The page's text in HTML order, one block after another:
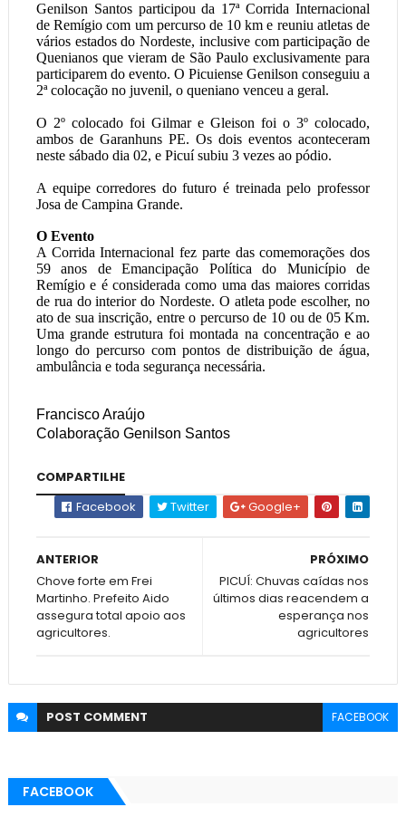
Genilson Santos participou da 17ª Corrida Internacional
de Remígio com um percurso de 10 km e reuniu atletas de
vários estados do Nordeste, inclusive com participação de
Quenianos que vieram de São Paulo exclusivamente para
participarem do evento. O Picuiense Genilson conseguiu a
2ª colocação no juvenil, o queniano venceu a geral.
O 2º colocado foi Gilmar e Gleison foi o 3º colocado,
ambos de Garanhuns PE. Os dois eventos aconteceram
neste sábado dia 02, e Picuí subiu 3 vezes ao pódio.
A equipe corredores do futuro é treinada pelo professor
Josa de Campina Grande.
O Evento
A Corrida Internacional fez parte das comemorações dos
59 anos de Emancipação Política do Município de
Remígio e é considerada como uma das maiores corridas
de rua do interior do Nordeste. O atleta pode escolher, no
ato de sua inscrição, entre o percurso de 10 ou de 05 Km.
Uma grande estrutura foi montada na concentração e ao
longo do percurso com pontos de distribuição de água,
ambulância e toda segurança necessária.
Francisco Araújo
Colaboração Genilson Santos
COMPARTILHE
Facebook
Twitter Google+
PRÓXIMO
PICUÍ: Chuvas caídas nos
últimos dias reacendem a
esperança nos
agricultores
ANTERIOR
Chove forte em Frei
Martinho. Prefeito Aido
assegura total apoio aos
agricultores.
POST COMMENT FACEBOOK
FACEBOOK